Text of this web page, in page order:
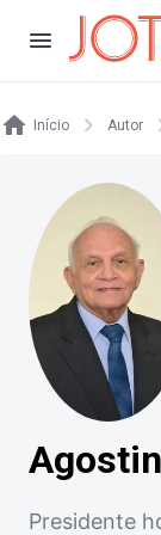
Início Autor
Presidente